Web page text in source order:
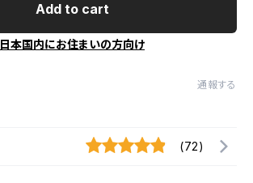
Add to cart
日本国内にお住まいの方向け
通報する
(72)